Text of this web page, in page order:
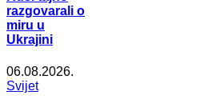
razgovarali o
miru u
Ukrajini
06.08.2026.
Svijet